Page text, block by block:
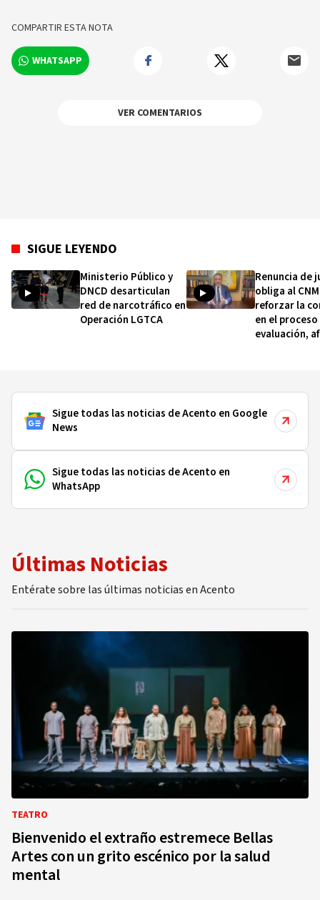
COMPARTIR ESTA NOTA
WHATSAPP
VER COMENTARIOS
SIGUE LEYENDO
Ministerio Público y
DNCD desarticulan
red de narcotráfico en
Operación LGTCA
Renuncia de
obliga al
reforzar la
en el
evaluación,
Sigue todas las noticias de Acento en Google
News
Sigue todas las noticias de Acento en
WhatsApp